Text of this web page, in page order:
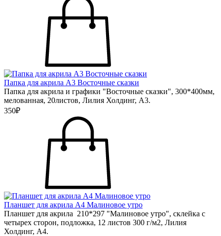
Папка для акрила А3 Восточные сказки
Папка для акрила и графики "Восточные сказки", 300*400мм,
мелованная, 20листов, Лилия Холдинг, А3.
350₽
Планшет для акрила А4 Малиновое утро
Планшет для акрила 210*297 "Малиновое утро", склейка с
четырех сторон, подложка, 12 листов 300 г/м2, Лилия
Холдинг, А4.